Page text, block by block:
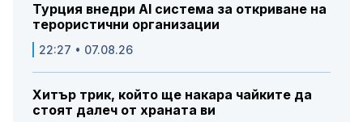
Турция внедри AI система за откриване на
терористични организации
22:27 • 07.08.26
Хитър трик, който ще накара чайките да
стоят далеч от храната ви